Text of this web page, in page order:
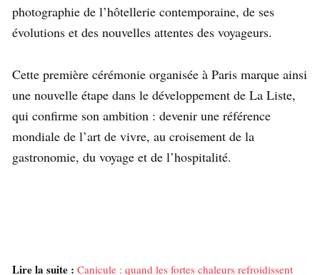
photographie de l’hôtellerie contemporaine, de ses
évolutions et des nouvelles attentes des voyageurs.
Cette première cérémonie organisée à Paris marque ainsi
une nouvelle étape dans le développement de La Liste,
qui confirme son ambition : devenir une référence
mondiale de l’art de vivre, au croisement de la
gastronomie, du voyage et de l’hospitalité.
Lire la suite : Canicule : quand les fortes chaleurs refroidissent